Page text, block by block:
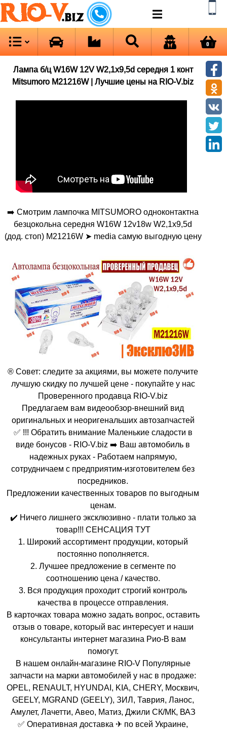
RIO-V.biz
0
Лампа б/ц W16W 12V W2,1x9,5d середня 1 конт
Mitsumoro M21216W | Лучшие цены на RIO-V.biz
➡️ Смотрим лампочка MITSUMORO одноконтактна
безцокольна середня W16W 12v18w W2,1x9,5d
(дод. стоп) M21216W ➤ media самую выгодную цену
® Совет: следите за акциями, вы можете получите
лучшую скидку по лучшей цене - покупайте у нас
Проверенного продавца RIO-V.biz
Предлагаем вам видеообзор-внешний вид
оригинальных и неоригенальших автозапчастей
✅ !!! Обратить внимание Маленькие сладости в
виде бонусов - RIO-V.biz ➡️ Ваш автомобиль в
надежных руках - Работаем напрямую,
сотрудничаем с предприятим-изготовителем без
посредников.
Предложении качественных товаров по выгодным
ценам.
✔️ Ничего лишнего эксклюзивно - плати только за
товар!!! СЕНСАЦИЯ ТУТ
1. Широкий ассортимент продукции, который
постоянно пополняется.
2. Лучшее предложение в сегменте по
соотношению цена / качество.
3. Вся продукция проходит строгий контроль
качества в процессе отправления.
В карточках товара можно задать вопрос, оставить
отзыв о товаре, который вас интересует и наши
консультанты интернет магазина Рио-В вам
помогут.
В нашем онлайн-магазине RIO-V Популярные
запчасти на марки автомобилей у нас в продаже:
OPEL, RENAULT, HYUNDAI, KIA, CHERY, Москвич,
GEELY, MGRAND (GEELY), ЗИЛ, Таврия, Ланос,
Амулет, Лачетти, Авео, Матиз, Джили СК/МК, ВАЗ
✅ Оперативная доставка ✈ по всей Украине,